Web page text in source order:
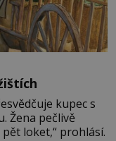
kupec s
Žena pečlivě
loket,“ prohlásí.